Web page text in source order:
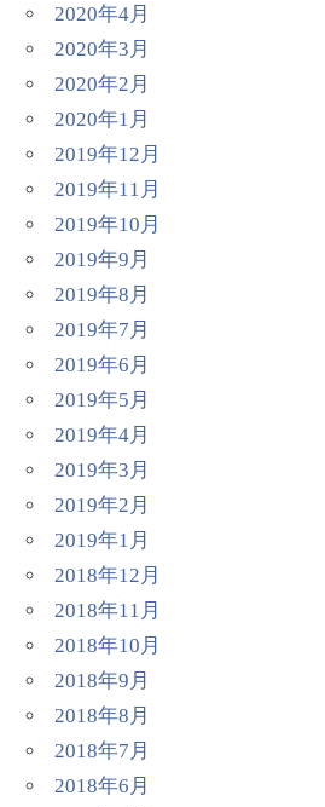
2020年4月
2020年3月
2020年2月
2020年1月
2019年12月
2019年11月
2019年10月
2019年9月
2019年8月
2019年7月
2019年6月
2019年5月
2019年4月
2019年3月
2019年2月
2019年1月
2018年12月
2018年11月
2018年10月
2018年9月
2018年8月
2018年7月
2018年6月